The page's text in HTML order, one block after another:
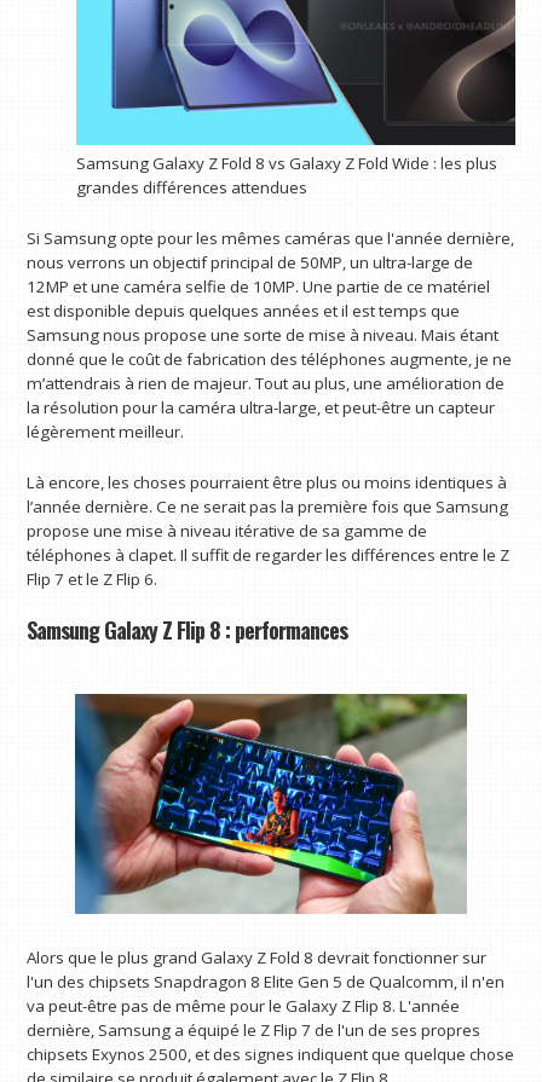
Samsung Galaxy Z Fold 8 vs Galaxy Z Fold Wide : les plus
grandes différences attendues
Si Samsung opte pour les mêmes caméras que l'année dernière,
nous verrons un objectif principal de 50MP, un ultra-large de
12MP et une caméra selfie de 10MP. Une partie de ce matériel
est disponible depuis quelques années et il est temps que
Samsung nous propose une sorte de mise à niveau. Mais étant
donné que le coût de fabrication des téléphones augmente, je ne
m’attendrais à rien de majeur. Tout au plus, une amélioration de
la résolution pour la caméra ultra-large, et peut-être un capteur
légèrement meilleur.
Là encore, les choses pourraient être plus ou moins identiques à
l’année dernière. Ce ne serait pas la première fois que Samsung
propose une mise à niveau itérative de sa gamme de
téléphones à clapet. Il suffit de regarder les différences entre le Z
Flip 7 et le Z Flip 6.
Samsung Galaxy Z Flip 8 : performances
Alors que le plus grand Galaxy Z Fold 8 devrait fonctionner sur
l'un des chipsets Snapdragon 8 Elite Gen 5 de Qualcomm, il n'en
va peut-être pas de même pour le Galaxy Z Flip 8. L'année
dernière, Samsung a équipé le Z Flip 7 de l'un de ses propres
chipsets Exynos 2500, et des signes indiquent que quelque chose